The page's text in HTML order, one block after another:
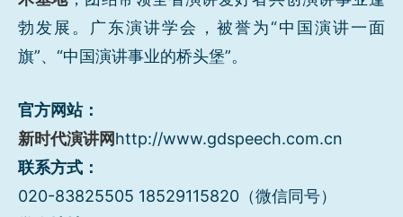
勃发展。广东演讲学会，被誉为“中国演讲一面
旗”、“中国演讲事业的桥头堡”。
官方网站：
新时代演讲网http://www.gdspeech.com.cn
联系方式：
020-83825505 18529115820（微信同号）